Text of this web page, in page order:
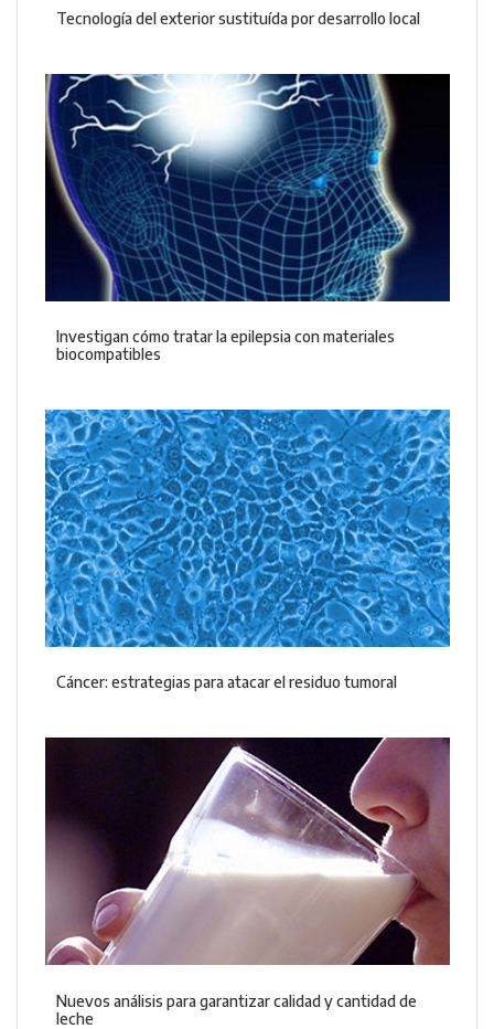
Tecnología del exterior sustituída por desarrollo local
Investigan cómo tratar la epilepsia con materiales
biocompatibles
Cáncer: estrategias para atacar el residuo tumoral
Nuevos análisis para garantizar calidad y cantidad de
leche